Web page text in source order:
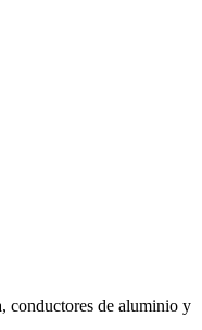
conductores de aluminio y